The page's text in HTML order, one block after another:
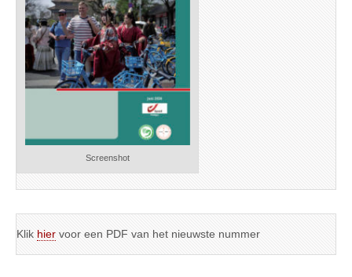
Screenshot
Klik hier voor een PDF van het nieuwste nummer